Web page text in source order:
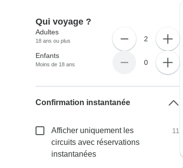
Qui voyage ?
Adultes
18 ans ou plus 2
Enfants
Moins de 18 ans 0
Confirmation instantanée
Afficher uniquement les
circuits avec réservations
instantanées
11